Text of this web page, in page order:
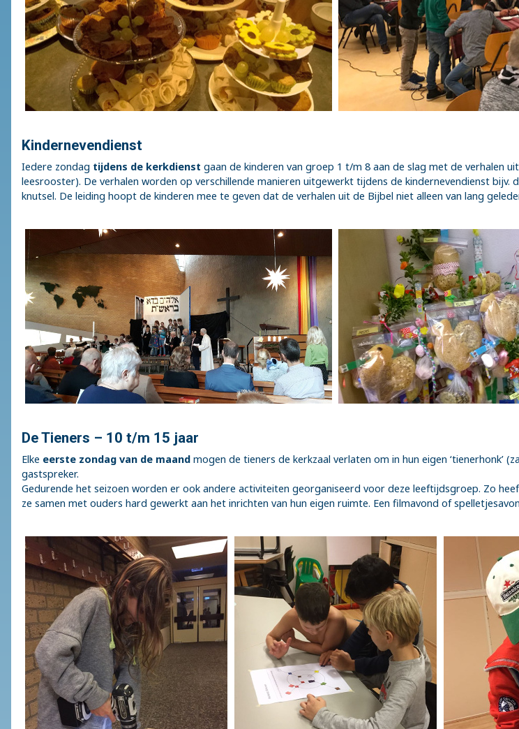
Kindernevendienst
Iedere zondag tijdens de kerkdienst gaan de kinderen van groep 1 t/m 8 aan de slag met de verhalen
leesrooster). De verhalen worden op verschillende manieren uitgewerkt tijdens de kindernevendienst
knutsel. De leiding hoopt de kinderen mee te geven dat de verhalen uit de Bijbel niet alleen van lang
De Tieners – 10 t/m 15 jaar
Elke eerste zondag van de maand mogen de tieners de kerkzaal verlaten om in hun eigen ‘tienerhonk’
gastspreker.
Gedurende het seizoen worden er ook andere activiteiten georganiseerd voor deze leeftijdsgroep. Zo
ze samen met ouders hard gewerkt aan het inrichten van hun eigen ruimte. Een filmavond of